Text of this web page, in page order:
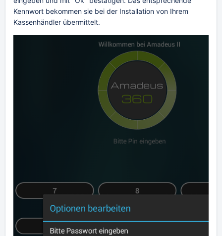
Kennwort bekommen sie bei der Installation von Ihrem
Kassenhändler übermittelt.